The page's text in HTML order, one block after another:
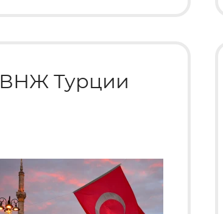
ВНЖ Турции